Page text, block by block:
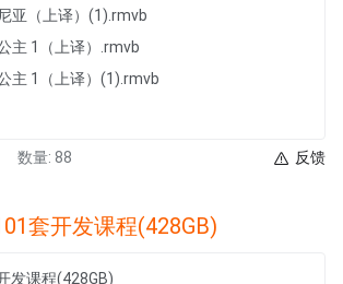
亚（上译）(1).rmvb
主 1（上译）.rmvb
主 1（上译）(1).rmvb
数量: 88 反馈
套开发课程(428GB)
发课程(428GB)